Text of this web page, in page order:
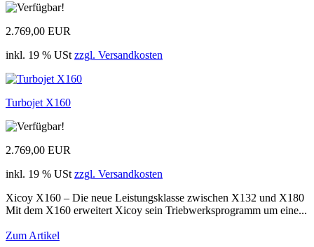
2.769,00 EUR
inkl. 19 % USt zzgl. Versandkosten
Turbojet X160
2.769,00 EUR
inkl. 19 % USt zzgl. Versandkosten
Xicoy X160 – Die neue Leistungsklasse zwischen X132 und X180
Mit dem X160 erweitert Xicoy sein Triebwerksprogramm um eine...
Zum Artikel